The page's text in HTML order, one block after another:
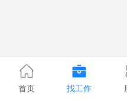
首页 找工作